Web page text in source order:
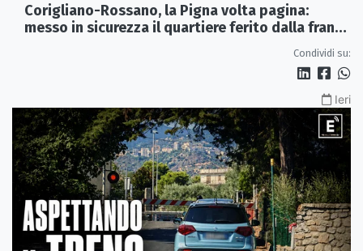
Corigliano-Rossano, la Pigna volta pagina:
messo in sicurezza il quartiere ferito dalla frana
Condividi su:
Ieri